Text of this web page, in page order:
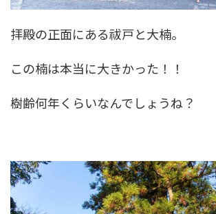
拝殿の正面にある祓戸と大楠。
この楠は本当に大きかった！！
樹齢何年くらいなんでしょうね？